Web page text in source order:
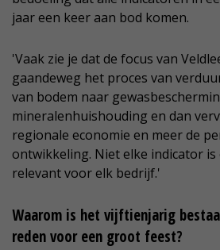
jaar een keer aan bod komen.
'Vaak zie je dat de focus van
gaandeweg het proces van
van bodem naar
mineralenhuishouding en dan
regionale economie en meer de
ontwikkeling. Niet elke indicator is
relevant voor elk bedrijf.'
Waarom is het vijftienjarig
reden voor een groot feest?